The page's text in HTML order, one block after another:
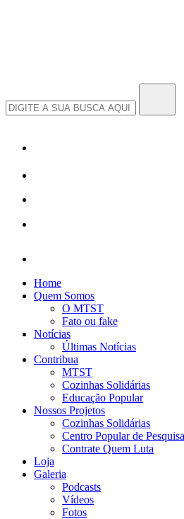
Home
Quem Somos
O MTST
Fato ou fake
Notícias
Últimas Notícias
Contribua
MTST
Cozinhas Solidárias
Educação Popular
Nossos Projetos
Cozinhas Solidárias
Centro Popular de Pesquisa
Contrate Quem Luta
Loja
Galeria
Podcasts
Vídeos
Fotos